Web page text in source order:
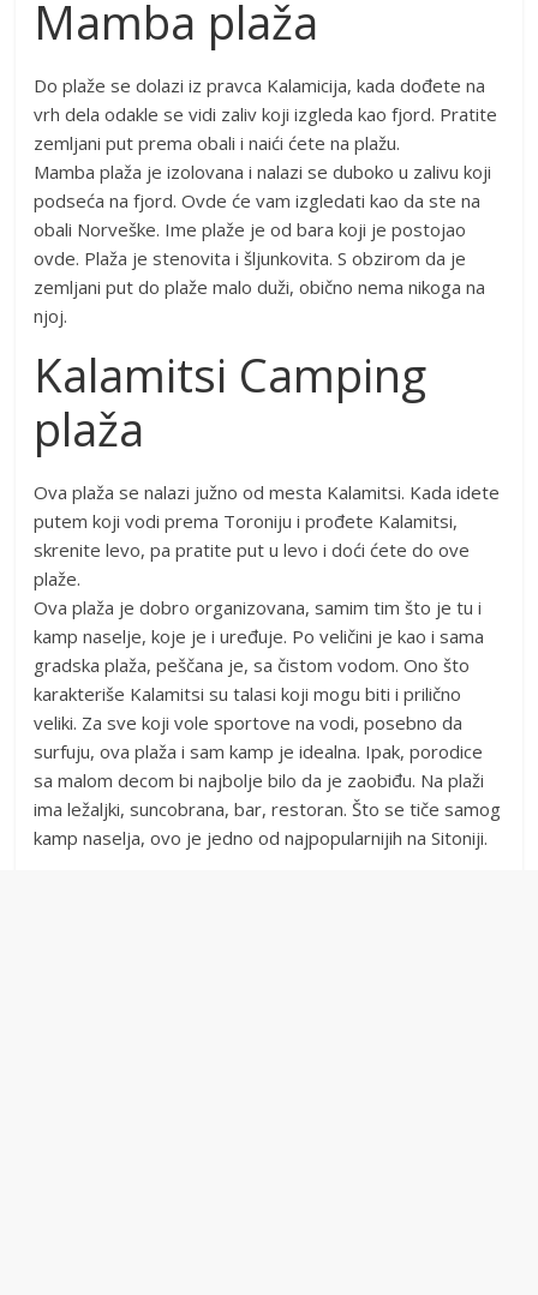
Mamba plaža
Do plaže se dolazi iz pravca Kalamicija, kada dođete na
vrh dela odakle se vidi zaliv koji izgleda kao fjord. Pratite
zemljani put prema obali i naići ćete na plažu.
Mamba plaža je izolovana i nalazi se duboko u zalivu koji
podseća na fjord. Ovde će vam izgledati kao da ste na
obali Norveške. Ime plaže je od bara koji je postojao
ovde. Plaža je stenovita i šljunkovita. S obzirom da je
zemljani put do plaže malo duži, obično nema nikoga na
njoj.
Kalamitsi Camping
plaža
Ova plaža se nalazi južno od mesta Kalamitsi. Kada idete
putem koji vodi prema Toroniju i prođete Kalamitsi,
skrenite levo, pa pratite put u levo i doći ćete do ove
plaže.
Ova plaža je dobro organizovana, samim tim što je tu i
kamp naselje, koje je i uređuje. Po veličini je kao i sama
gradska plaža, peščana je, sa čistom vodom. Ono što
karakteriše Kalamitsi su talasi koji mogu biti i prilično
veliki. Za sve koji vole sportove na vodi, posebno da
surfuju, ova plaža i sam kamp je idealna. Ipak, porodice
sa malom decom bi najbolje bilo da je zaobiđu. Na plaži
ima ležaljki, suncobrana, bar, restoran. Što se tiče samog
kamp naselja, ovo je jedno od najpopularnijih na Sitoniji.